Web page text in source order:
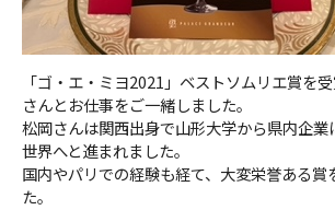
「ゴ・エ・ミヨ2021」ベストソムリエ賞を
さんとお仕事をご一緒しました。
松岡さんは関西出身で山形大学から県内企業
世界へと進まれました。
国内やパリでの経験も経て、大変栄誉ある賞
た。